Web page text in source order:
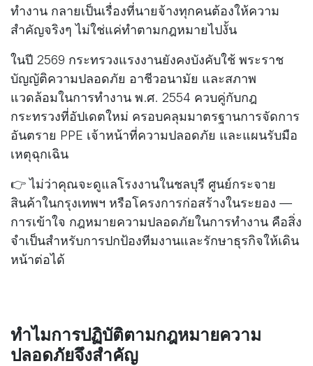
ทำงาน กลายเป็นเรื่องที่นายจ้างทุกคนต้องให้ความ
สำคัญจริงๆ ไม่ใช่แค่ทำตามกฎหมายไปงั้น
ในปี 2569 กระทรวงแรงงานยังคงบังคับใช้ พระราช
บัญญัติความปลอดภัย อาชีวอนามัย และสภาพ
แวดล้อมในการทำงาน พ.ศ. 2554 ควบคู่กับกฎ
กระทรวงที่อัปเดตใหม่ ครอบคลุมมาตรฐานการจัดการ
อันตราย PPE เจ้าหน้าที่ความปลอดภัย และแผนรับมือ
เหตุฉุกเฉิน
👉 ไม่ว่าคุณจะดูแลโรงงานในชลบุรี ศูนย์กระจาย
สินค้าในกรุงเทพฯ หรือโครงการก่อสร้างในระยอง —
การเข้าใจ กฎหมายความปลอดภัยในการทำงาน คือสิ่ง
จำเป็นสำหรับการปกป้องทีมงานและรักษาธุรกิจให้เดิน
หน้าต่อได้
ทำไมการปฏิบัติตามกฎหมายความ
ปลอดภัยจึงสำคัญ